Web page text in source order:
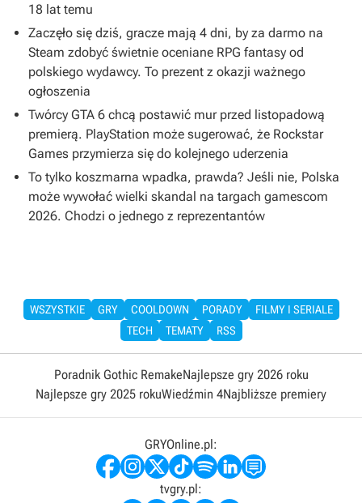
18 lat temu
Zaczęło się dziś, gracze mają 4 dni, by za darmo na
Steam zdobyć świetnie oceniane RPG fantasy od
polskiego wydawcy. To prezent z okazji ważnego
ogłoszenia
Twórcy GTA 6 chcą postawić mur przed listopadową
premierą. PlayStation może sugerować, że Rockstar
Games przymierza się do kolejnego uderzenia
To tylko koszmarna wpadka, prawda? Jeśli nie, Polska
może wywołać wielki skandal na targach gamescom
2026. Chodzi o jednego z reprezentantów
WSZYSTKIE GRY COOLDOWN PORADY
FILMY I SERIALE
TECH
TEMATY RSS
Poradnik Gothic RemakeNajlepsze gry 2026 roku
Najlepsze gry 2025 rokuWiedźmin 4Najbliższe premiery
GRYOnline.pl:
tvgry.pl: